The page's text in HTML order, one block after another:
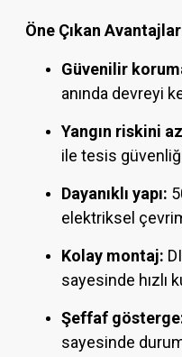
Öne Çıkan
Güvenilir
anında devreyi
Yangın riskini
ile tesis
Dayanıklı yapı:
elektriksel
Kolay montaj:
sayesinde hızlı
Şeffaf
sayesinde